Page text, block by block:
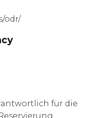
odr/
für die